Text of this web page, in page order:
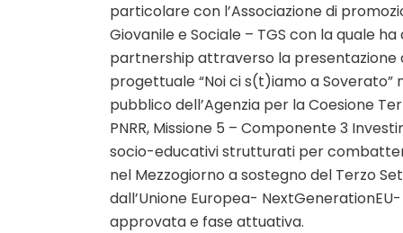
particolare con l’Associazione di
Giovanile e Sociale – TGS con la quale
partnership attraverso la presentazione
progettuale “Noi ci s(t)iamo a Soverato”
pubblico dell’Agenzia per la Coesione
PNRR, Missione 5 – Componente 3
socio-educativi strutturati per
nel Mezzogiorno a sostegno del Terzo
dall’Unione Europea-
approvata e fase attuativa.